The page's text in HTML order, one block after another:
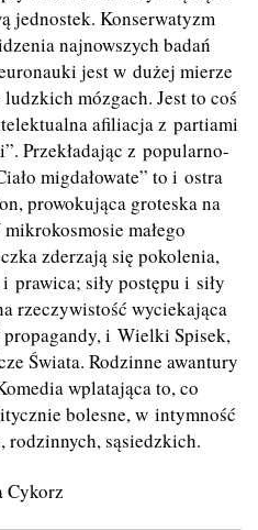
jednostek. Konserwatyzm
najnowszych badań
jest w dużej mierze
mózgach. Jest to coś
afiliacja z partiami
Przekładając z popularno-
migdałowate” to i ostra
prowokująca groteska na
małego
zderzają się pokolenia,
siły postępu i siły
rzeczywistość wyciekająca
i Wielki Spisek,
Świata. Rodzinne awantury
wplatająca to, co
bolesne, w intymność
sąsiedzkich.
Cykorz